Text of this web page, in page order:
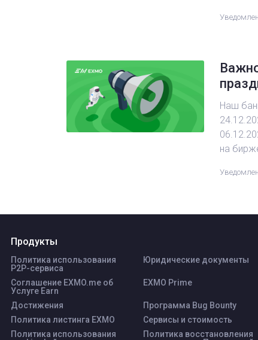
Наш
на
Продукты
Политика использования
P2P-сервиса
Юридические документы
Соглашение EXMO.me об
Услуге Earn
EXMO Prime
Достижения
Программа Bug Bounty
Политика листинга ЕХМО
Сервисы и стоимость
Политика использования
Политика восстановления